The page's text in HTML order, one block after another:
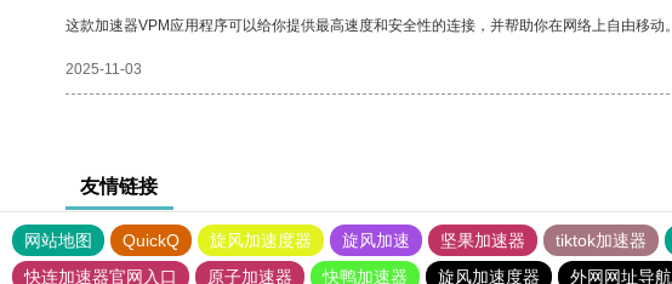
这款加速器VPM应用程序可以给你提供最高速度和安全性的连接，并帮助你在网络上自由移动。
2025-11-03
友情链接
网站地图 QuickQ 旋风加速度器 旋风加速 坚果加速器 tiktok加速器
快连加速器官网入口
原子加速器 快鸭加速器 旋风加速度器 外网网址导航